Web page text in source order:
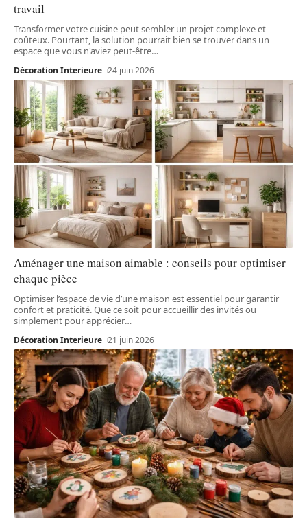
travail
Transformer votre cuisine peut sembler un projet complexe et
coûteux. Pourtant, la solution pourrait bien se trouver dans un
espace que vous n'aviez peut-être…
Décoration Interieure 24 juin 2026
Aménager une maison aimable : conseils pour optimiser
chaque pièce
Optimiser l’espace de vie d’une maison est essentiel pour garantir
confort et praticité. Que ce soit pour accueillir des invités ou
simplement pour apprécier…
Décoration Interieure 21 juin 2026